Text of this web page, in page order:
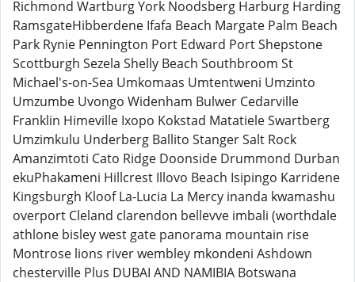
Richmond Wartburg York Noodsberg Harburg Harding
RamsgateHibberdene Ifafa Beach Margate Palm Beach
Park Rynie Pennington Port Edward Port Shepstone
Scottburgh Sezela Shelly Beach Southbroom St
Michael's-on-Sea Umkomaas Umtentweni Umzinto
Umzumbe Uvongo Widenham Bulwer Cedarville
Franklin Himeville Ixopo Kokstad Matatiele Swartberg
Umzimkulu Underberg Ballito Stanger Salt Rock
Amanzimtoti Cato Ridge Doonside Drummond Durban
ekuPhakameni Hillcrest Illovo Beach Isipingo Karridene
Kingsburgh Kloof La-Lucia La Mercy inanda kwamashu
overport Cleland clarendon bellevve imbali (worthdale
athlone bisley west gate panorama mountain rise
Montrose lions river wembley mkondeni Ashdown
chesterville Plus DUBAI AND NAMIBIA Botswana